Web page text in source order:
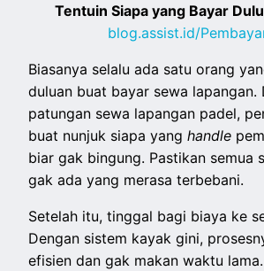
Tentuin Siapa yang Bayar
blog.assist.id/
Biasanya selalu ada satu orang
duluan buat bayar sewa lapangan.
patungan sewa lapangan padel,
buat nunjuk siapa yanghandle
biar gak bingung. Pastikan semua
gak ada yang merasa terbebani.
Setelah itu, tinggal bagi biaya ke
Dengan sistem kayak gini,
efisien dan gak makan waktu